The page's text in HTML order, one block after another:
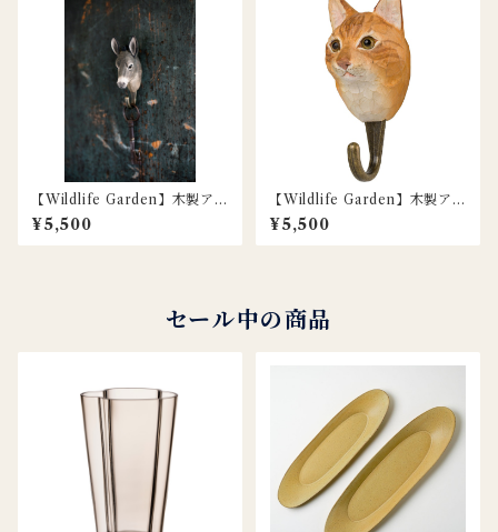
【Wildlife Garden】木製アニ
マルフック / ロバ
¥5,500
【Wildlife Garden】木製アニ
マルフック / ネコ
¥5,500
セール中の商品